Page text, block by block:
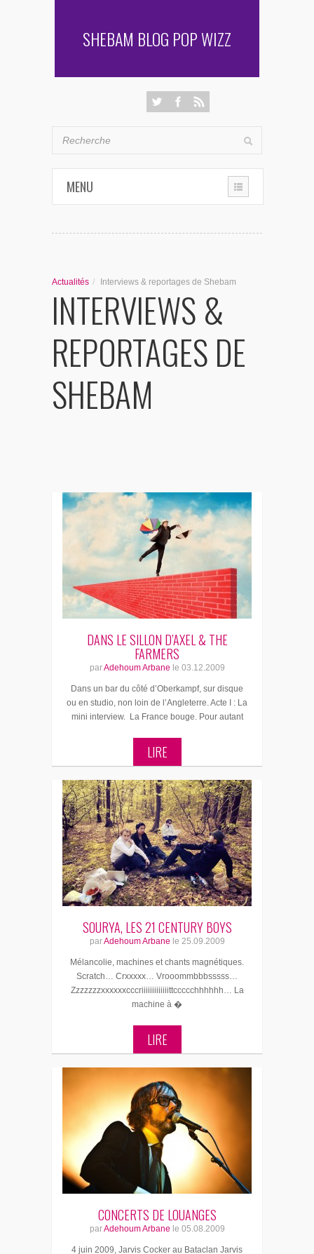
SHEBAM BLOG POP WIZZ
MENU
PENSÉES & AUTRES AVENTURES
Actualités / Interviews & reportages de Shebam
INTERVIEWS &
REPORTAGES DE
SHEBAM
DANS LE SILLON D’AXEL & THE
FARMERS
parAdehoum Arbane le 03.12.2009
Dans un bar du côté d’Oberkampf, sur disque
ou en studio, non loin de l’Angleterre. Acte I : La
mini interview. La France bouge. Pour autant
LIRE
SOURYA, LES 21 CENTURY BOYS
parAdehoum Arbane le 25.09.2009
Mélancolie, machines et chants magnétiques.
Scratch… Crxxxxx… Vrooommbbbsssss…
Zzzzzzzxxxxxxcccriiiiiiiiiiiiittccccchhhhhh… La
machine à �
LIRE
CONCERTS DE LOUANGES
parAdehoum Arbane le 05.08.2009
4 juin 2009, Jarvis Cocker au Bataclan Jarvis